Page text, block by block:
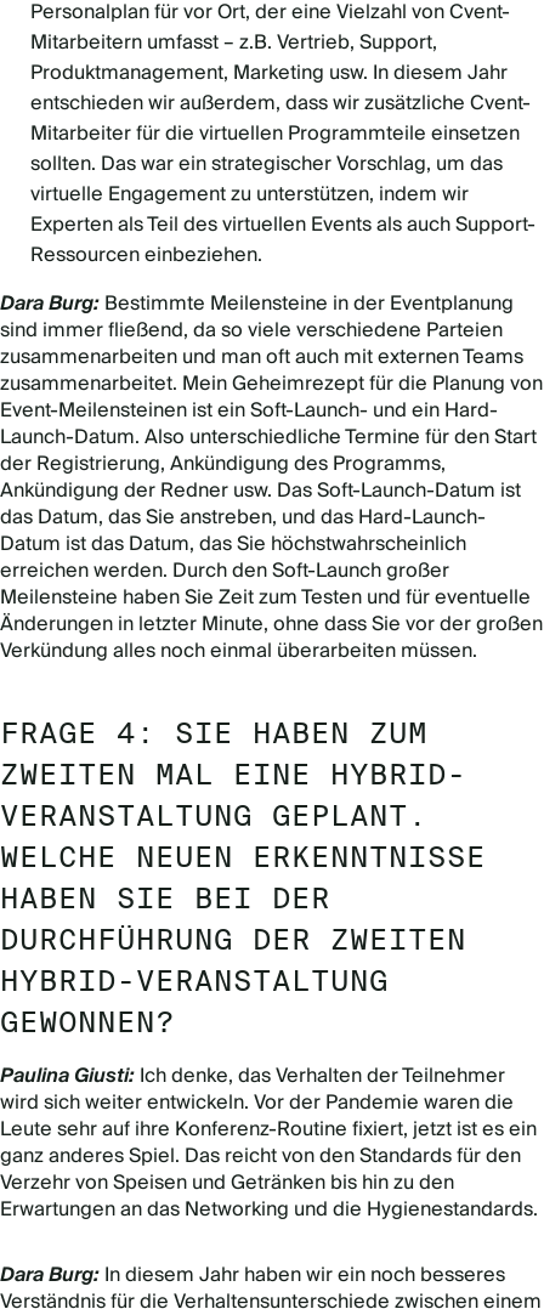
Personalplan für vor Ort, der eine Vielzahl von Cvent-
Mitarbeitern umfasst – z.B. Vertrieb, Support,
Produktmanagement, Marketing usw. In diesem Jahr
entschieden wir außerdem, dass wir zusätzliche Cvent-
Mitarbeiter für die virtuellen Programmteile einsetzen
sollten. Das war ein strategischer Vorschlag, um das
virtuelle Engagement zu unterstützen, indem wir
Experten als Teil des virtuellen Events als auch Support-
Ressourcen einbeziehen.
Dara Burg:Bestimmte Meilensteine in der Eventplanung
sind immer fließend, da so viele verschiedene Parteien
zusammenarbeiten und man oft auch mit externen Teams
zusammenarbeitet. Mein Geheimrezept für die Planung von
Event-Meilensteinen ist ein Soft-Launch- und ein Hard-
Launch-Datum. Also unterschiedliche Termine für den Start
der Registrierung, Ankündigung des Programms,
Ankündigung der Redner usw. Das Soft-Launch-Datum ist
das Datum, das Sie anstreben, und das Hard-Launch-
Datum ist das Datum, das Sie höchstwahrscheinlich
erreichen werden. Durch den Soft-Launch großer
Meilensteine haben Sie Zeit zum Testen und für eventuelle
Änderungen in letzter Minute, ohne dass Sie vor der großen
Verkündung alles noch einmal überarbeiten müssen.
FRAGE 4: SIE HABEN ZUM
ZWEITEN MAL EINE HYBRID-
VERANSTALTUNG GEPLANT.
WELCHE NEUEN ERKENNTNISSE
HABEN SIE BEI DER
DURCHFÜHRUNG DER ZWEITEN
HYBRID-VERANSTALTUNG
GEWONNEN?
Paulina Giusti:Ich denke, das Verhalten der Teilnehmer
wird sich weiter entwickeln. Vor der Pandemie waren die
Leute sehr auf ihre Konferenz-Routine fixiert, jetzt ist es ein
ganz anderes Spiel. Das reicht von den Standards für den
Verzehr von Speisen und Getränken bis hin zu den
Erwartungenan das Networking und die Hygienestandards.
Dara Burg:In diesem Jahr haben wir ein noch besseres
Verständnis für die Verhaltensunterschiede zwischen einem